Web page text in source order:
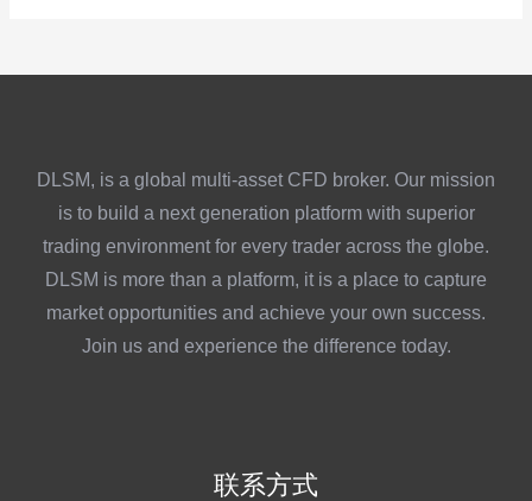
DLSM, is a global multi-asset CFD broker. Our mission
is to build a next generation platform with superior
trading environment for every trader across the globe.
DLSM is more than a platform, it is a place to capture
market opportunities and achieve your own success.
Join us and experience the difference today.
联系方式